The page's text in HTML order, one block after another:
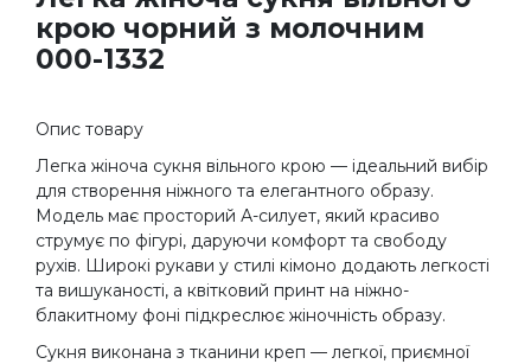
крою чорний з молочним
000-1332
Опис товару
Легка жіноча сукня вільного крою — ідеальний вибір
для створення ніжного та елегантного образу.
Модель має просторий А-силует, який красиво
струмує по фігурі, даруючи комфорт та свободу
рухів. Широкі рукави у стилі кімоно додають легкості
та вишуканості, а квітковий принт на ніжно-
блакитному фоні підкреслює жіночність образу.
Сукня виконана з тканини креп — легкої, приємної